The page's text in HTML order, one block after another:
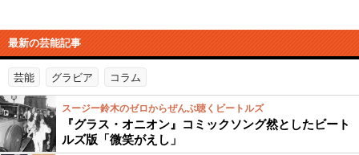
最新の芸能記事
芸能 グラビア コラム
スージー鈴木のゼロからぜんぶ聴くビートルズ
『グラス・オニオン』コミックソング然としたビート
ルズ版「微笑がえし」